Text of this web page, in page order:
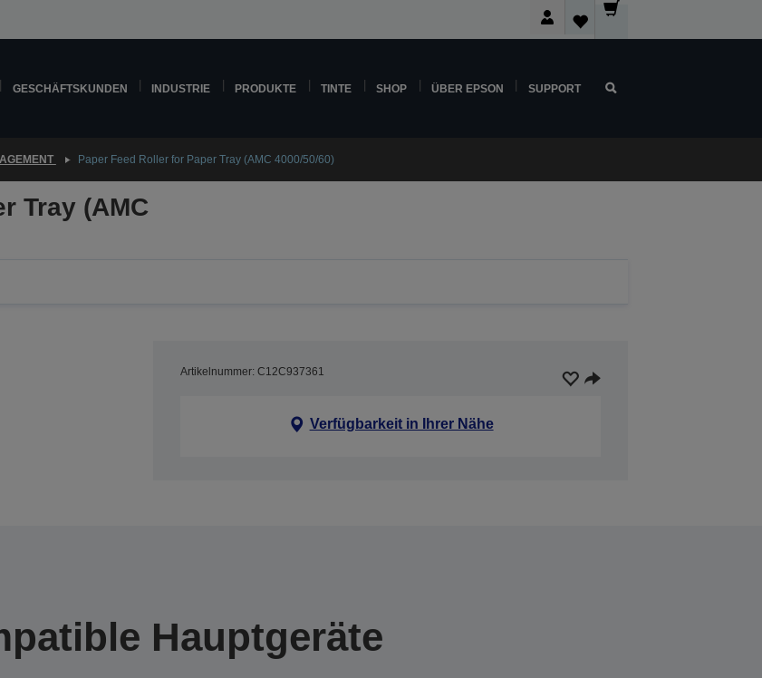
GESCHÄFTSKUNDEN INDUSTRIE PRODUKTE TINTE SHOP ÜBER EPSON SUPPORT
Paper Feed Roller for Paper Tray (AMC 4000/50/60)
Tray (AMC
Artikelnummer: C12C937361
Verfügbarkeit in Ihrer Nähe
Hauptgeräte